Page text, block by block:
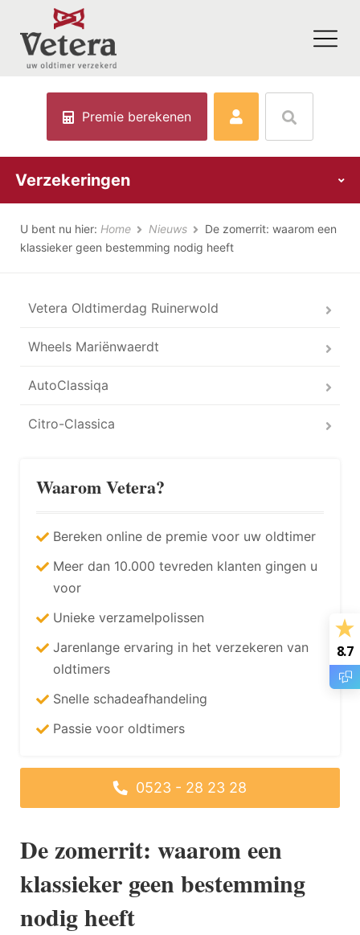
Premie berekenen
Verzekeringen
U bent nu hier: Home Nieuws
De zomerrit: waarom een
klassieker geen bestemming nodig heeft
Vetera Oldtimerdag Ruinerwold
Wheels Mariënwaerdt
AutoClassiqa
Citro-Classica
Waarom Vetera?
Bereken online de premie voor uw oldtimer
Meer dan 10.000 tevreden klanten gingen u
voor
Unieke verzamelpolissen
Jarenlange ervaring in het verzekeren van
oldtimers
Snelle schadeafhandeling
Passie voor oldtimers
0523 - 28 23 28
De zomerrit: waarom een
klassieker geen bestemming
nodig heeft
8.7